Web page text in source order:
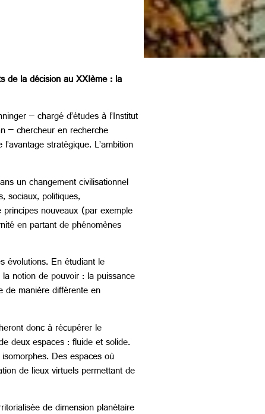
de la décision au XXIème : la
– chargé d’études à l’Institut
– chercheur en recherche
stratégique. L’ambition
un changement civilisationnel
sociaux, politiques,
principes nouveaux (par exemple
en partant de phénomènes
évolutions. En étudiant le
notion de pouvoir : la puissance
de manière différente en
donc à récupérer le
deux espaces : fluide et solide.
Des espaces où
de lieux virtuels permettant de
de dimension planétaire